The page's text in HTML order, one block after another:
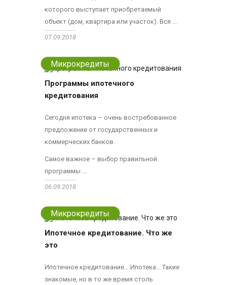
которого выступает приобретаемый
объект (дом, квартира или участок). Вся ...
07.09.2018
Микрокредиты
Программы ипотечного
кредитования
Сегодня ипотека – очень востребованное
предложение от государственных и
коммерческих банков.
Самое важное – выбор правильной
программы ...
06.09.2018
Микрокредиты
Ипотечное кредитование. Что же
это
Ипотечное кредитование... Ипотека... Такие
знакомые, но в то же время столь